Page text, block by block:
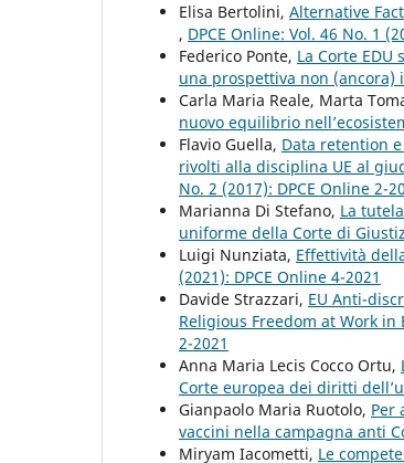
Elisa Bertolini, Alternative
, DPCE Online: Vol. 46 No. 1
Federico Ponte, La Corte
una prospettiva non (ancora)
Carla Maria Reale, Marta
nuovo equilibrio
Flavio Guella, Data retention
rivolti alla disciplina UE al
No. 2 (2017): DPCE Online 2-
Marianna Di Stefano, La
uniforme della Corte di
Luigi Nunziata, Effettività
(2021): DPCE Online 4-2021
Davide Strazzari, EU Anti-
Religious Freedom at Work
2-2021
Anna Maria Lecis Cocco Ortu,
Corte europea dei diritti
Gianpaolo Maria Ruotolo, Per
vaccini nella campagna anti
Miryam Iacometti, Le